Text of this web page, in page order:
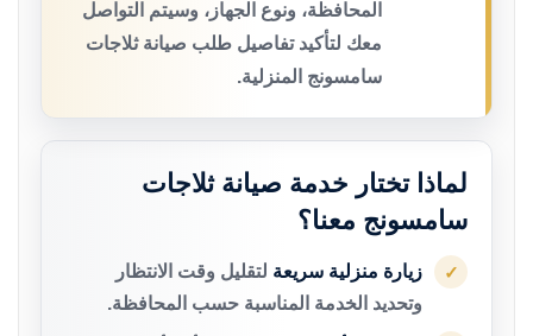
المحافظة، ونوع الجهاز، وسيتم التواصل
معك لتأكيد تفاصيل طلب صيانة ثلاجات
سامسونج المنزلية.
لماذا تختار خدمة صيانة ثلاجات
سامسونج معنا؟
✓ زيارة منزلية سريعة لتقليل وقت الانتظار
وتحديد الخدمة المناسبة حسب المحافظة.